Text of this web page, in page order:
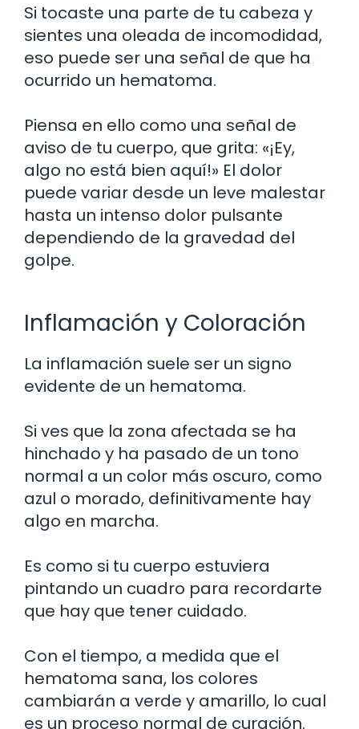
Si tocaste una parte de tu cabeza y
sientes una oleada de incomodidad,
eso puede ser una señal de que ha
ocurrido un hematoma.
Piensa en ello como una señal de
aviso de tu cuerpo, que grita: «¡Ey,
algo no está bien aquí!» El dolor
puede variar desde un leve malestar
hasta un intenso dolor pulsante
dependiendo de la gravedad del
golpe.
Inflamación y Coloración
La inflamación suele ser un signo
evidente de un hematoma.
Si ves que la zona afectada se ha
hinchado y ha pasado de un tono
normal a un color más oscuro, como
azul o morado, definitivamente hay
algo en marcha.
Es como si tu cuerpo estuviera
pintando un cuadro para recordarte
que hay que tener cuidado.
Con el tiempo, a medida que el
hematoma sana, los colores
cambiarán a verde y amarillo, lo cual
es un proceso normal de curación.